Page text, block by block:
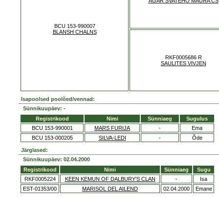
BCU 153-990007
BLANSH CHALNS
RKF0005686 R
SAULITES VIVJEN
Isapoolsed poolõed/vennad:
Sünnikuupäev: -
Registrikood
Nimi Sünniaeg
Sugulus
BCU 153-990001
MARS FURIJA -
Ema
BCU 153-000205
SILVA-LEDI - Õde
Järglased:
Sünnikuupäev: 02.04.2000
Registrikood
Nimi Sünniaeg
Sugu
RKF0005224
KEEN KEMUN OF DALBURY'S CLAN -
Isa
EST-01353/00
MARISOL DEL AILEND 02.04.2000 Emane